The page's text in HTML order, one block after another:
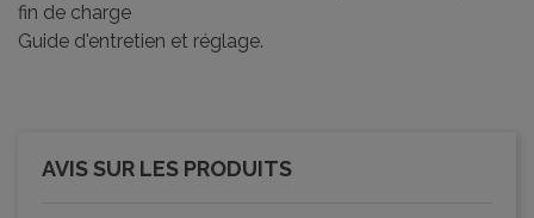
fin de charge
Guide d'entretien et réglage.
AVIS SUR LES PRODUITS